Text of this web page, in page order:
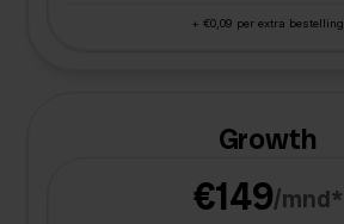
+ €0,09 per extra bestelling
Growth
€149/mnd*